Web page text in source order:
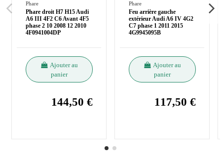
Phare
Phare droit H7 H15 Audi
A6 III 4F2 C6 Avant 4F5
phase 2 10 2008 12 2010
4F0941004DP
Ajouter au
panier
144,50 €
Phare
Feu arrière gauche
extérieur Audi A6 IV 4G2
C7 phase 1 2011 2015
4G9945095B
Ajouter au
panier
117,50 €